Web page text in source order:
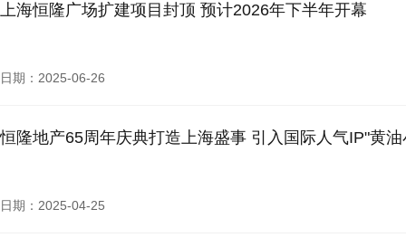
上海恒隆广场扩建项目封顶 预计2026年下半年开幕
日期：2025-06-26
恒隆地产65周年庆典打造上海盛事 引入国际人气IP"黄
日期：2025-04-25